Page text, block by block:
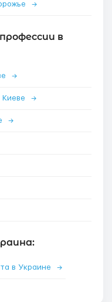
→
в
→
→
→
в Украине →